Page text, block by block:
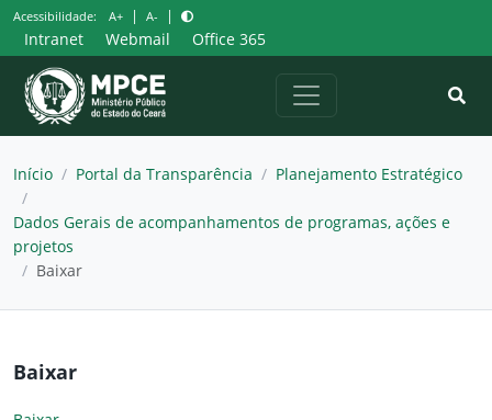
Pular
para
o
conteúdo
Acessibilidade: A+ | A- |
Intranet Webmail Office 365
Início / Portal da Transparência / Planejamento Estratégico
/
Dados Gerais de acompanhamentos de programas, ações e
projetos
/ Baixar
Baixar